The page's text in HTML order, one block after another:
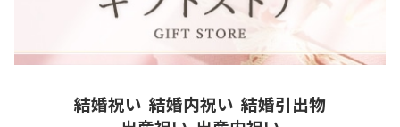
結婚祝い 結婚内祝い 結婚引出物